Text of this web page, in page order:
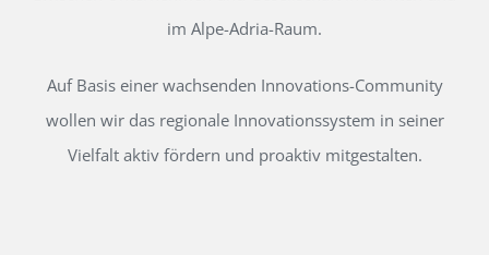
im Alpe-Adria-Raum.
Auf Basis einer wachsenden Innovations-Community
wollen wir das regionale Innovationssystem in seiner
Vielfalt aktiv fördern und proaktiv mitgestalten.